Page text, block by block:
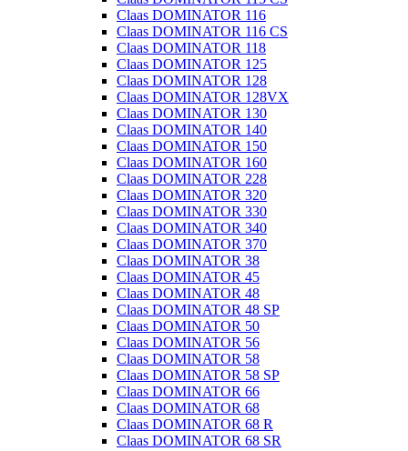
Claas DOMINATOR 116
Claas DOMINATOR 116 CS
Claas DOMINATOR 118
Claas DOMINATOR 125
Claas DOMINATOR 128
Claas DOMINATOR 128VX
Claas DOMINATOR 130
Claas DOMINATOR 140
Claas DOMINATOR 150
Claas DOMINATOR 160
Claas DOMINATOR 228
Claas DOMINATOR 320
Claas DOMINATOR 330
Claas DOMINATOR 340
Claas DOMINATOR 370
Claas DOMINATOR 38
Claas DOMINATOR 45
Claas DOMINATOR 48
Claas DOMINATOR 48 SP
Claas DOMINATOR 50
Claas DOMINATOR 56
Claas DOMINATOR 58
Claas DOMINATOR 58 SP
Claas DOMINATOR 66
Claas DOMINATOR 68
Claas DOMINATOR 68 R
Claas DOMINATOR 68 SR